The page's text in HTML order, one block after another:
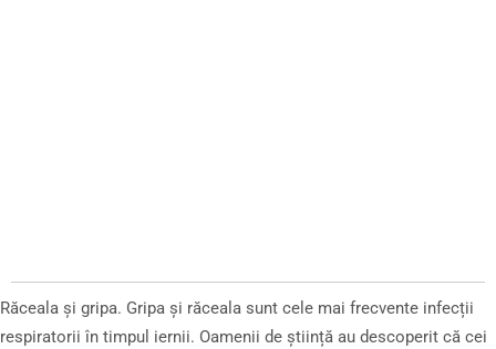
Răceala și gripa. Gripa și răceala sunt cele mai frecvente infecții
respiratorii în timpul iernii. Oamenii de știință au descoperit că cei